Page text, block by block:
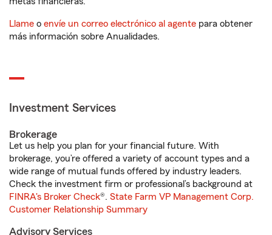
Llame o envíe un correo electrónico al agente para obtener
más información sobre Anualidades.
Investment Services
Brokerage
Let us help you plan for your financial future. With
brokerage, you’re offered a variety of account types and a
wide range of mutual funds offered by industry leaders.
Check the investment firm or professional’s background at
FINRA's Broker Check®. State Farm VP Management Corp.
Customer Relationship Summary
Advisory Services